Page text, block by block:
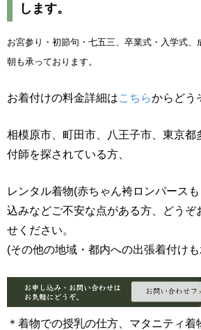
します。
お宮参り・初節句・七五三、卒業式・入学式
朝も承っております。
お着付けの料金詳細はこちらからどう
相模原市、町田市、八王子市、東京都
付師を探されている方、
レンタル着物(赤ちゃん袴ロンパース
込みなどご不安な点がある方、どうぞ
せください。
(その他の地域・都内への出張着付け
＊着物での授乳の仕方、マタニティ